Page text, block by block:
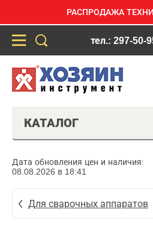
РАСПРОДАЖА
тел.: 297-50-
КАТАЛОГ
Дата обновления цен и наличия:
08.08.2026 в 18:41
Для сварочных аппаратов